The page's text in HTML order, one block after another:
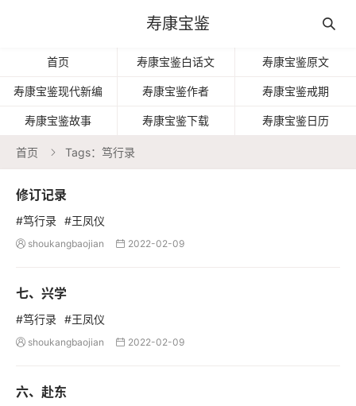
寿康宝鉴 
首页 寿康宝鉴白话文 寿康宝鉴原文
寿康宝鉴现代新编 寿康宝鉴作者 寿康宝鉴戒期
寿康宝鉴故事 寿康宝鉴下载 寿康宝鉴日历
首页  Tags：笃行录
修订记录
#笃行录 #王凤仪
 shoukangbaojian  2022-02-09
七、兴学
#笃行录 #王凤仪
 shoukangbaojian  2022-02-09
六、赴东